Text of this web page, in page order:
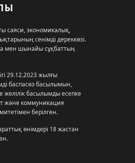
саяси, экономикалық,
сенімді дереккөзі.
мен шынайы сұқбаттың
29.12.2023 жылғы
баспасөз басылымын,
желілік басылымды есепке
және коммуникация
берілген.
өнімдері 18 жастан